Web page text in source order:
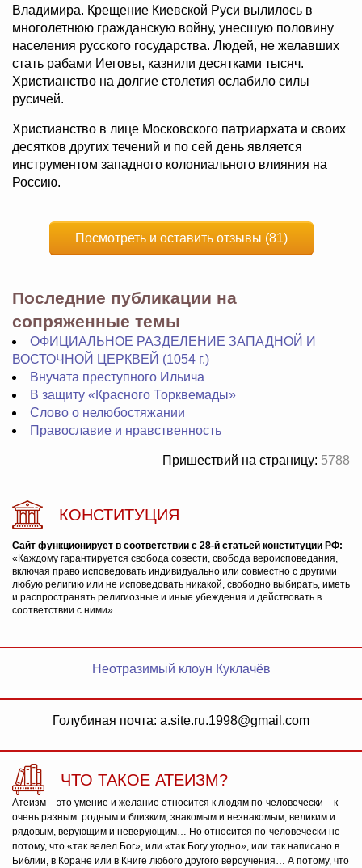
Владимира. Крещение Киевской Руси вылилось в
многолетнюю гражданскую войну, унесшую половину
населения русского государства. Людей, не желавших
стать рабами Иеговы, казнили десятками тысяч.
Христианство на долгие столетия ослабило силы
русичей.
Христианство в лице Московского патриархата и своих
десятков других течений и по сей день является
инструментом западного колониального влияния на
Россию.
Посмотреть и оставить отзывы (81)
Последние публикации на
сопряженные темы
ОФИЦИАЛЬНОЕ РАЗДЕЛЕНИЕ ЗАПАДНОЙ И
ВОСТОЧНОЙ ЦЕРКВЕЙ (1054 г.)
Внучата преступного Ильича
В защиту «Красного Торквемады»
Слово о нелюбостяжании
Православие и нравственность
Пришествий на страницу: 5788
КОНСТИТУЦИЯ
Сайт функционирует в соответствии с 28-й статьей конституции РФ:
«Каждому гарантируется свобода совести, свобода вероисповедания,
включая право исповедовать индивидуально или совместно с другими
любую религию или не исповедовать никакой, свободно выбирать, иметь
и распространять религиозные и иные убеждения и действовать в
соответствии с ними».
Неотразимый клоун Куклачёв
Голубиная почта: a.site.ru.1998@gmail.com
ЧТО ТАКОЕ АТЕИЗМ?
Атеизм – это умение и желание относится к людям по-человечески – к
очень разным: родным и близким, знакомым и незнакомым, великим и
рядовым, верующим и неверующим… Но относится по-человечески не
потому, что «так велел Бог», или «так Богу угодно», или так написано в
Библии, в Коране или в Книге любого другого вероучения… А потому, что